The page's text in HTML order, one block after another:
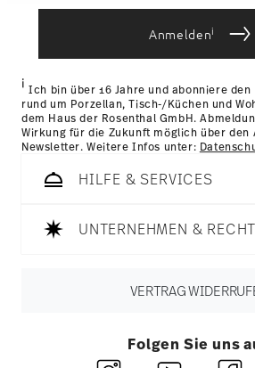
gesammelt haben.
vorrätige Artikel. Sie können die
hier einsehen.
Retouren:Für Retouren nutzen Sie
Anmeldeni
i Ich bin über 16 Jahre und abonniere
rund um Porzellan, Tisch-/Küchen und
dem Haus der Rosenthal GmbH.
Wirkung für die Zukunft möglich über den
Newsletter. Weitere Infos unter:
HILFE & SERVICES
UNTERNEHMEN &
VERTRAG
Folgen Sie uns